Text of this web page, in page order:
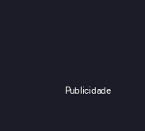
Publicidade